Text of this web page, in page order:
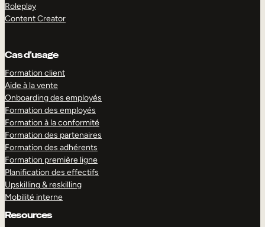
Roleplay
Content Creator
Cas d’usage
Formation client
Aide à la vente
Onboarding des employés
Formation des employés
Formation à la conformité
Formation des partenaires
Formation des adhérents
Formation première ligne
Planification des effectifs
Upskilling & reskilling
Mobilité interne
Resources